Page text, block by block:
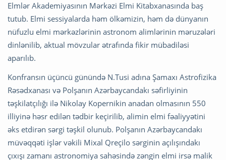
Elmlər Akademiyasının Mərkəzi Elmi Kitabxanasında baş
tutub. Elmi sessiyalarda həm ölkəmizin, həm də dünyanın
nüfuzlu elmi mərkəzlərinin astronom alimlərinin məruzələri
dinlənilib, aktual mövzular ətrafında fikir mübadiləsi
aparılıb.
Konfransın üçüncü günündə N.Tusi adına Şamaxı Astrofizika
Rəsədxanası və Polşanın Azərbaycandakı səfirliyinin
təşkilatçılığı ilə Nikolay Kopernikin anadan olmasının 550
illiyinə həsr edilən tədbir keçirilib, alimin elmi fəaliyyətini
əks etdirən sərgi təşkil olunub. Polşanın Azərbaycandakı
müvəqqəti işlər vəkili Mixal Qreçilo sərginin açılışındakı
çıxışı zamanı astronomiya sahəsində zəngin elmi irsə malik